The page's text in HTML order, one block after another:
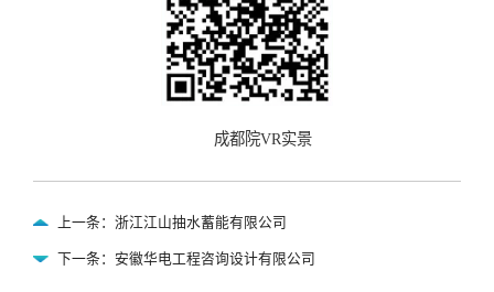
成都院VR实景
上一条：浙江江山抽水蓄能有限公司
下一条：安徽华电工程咨询设计有限公司